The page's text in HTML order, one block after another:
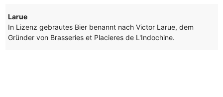
Larue
In Lizenz gebrautes Bier benannt nach Victor Larue, dem
Gründer von Brasseries et Placieres de L'Indochine.